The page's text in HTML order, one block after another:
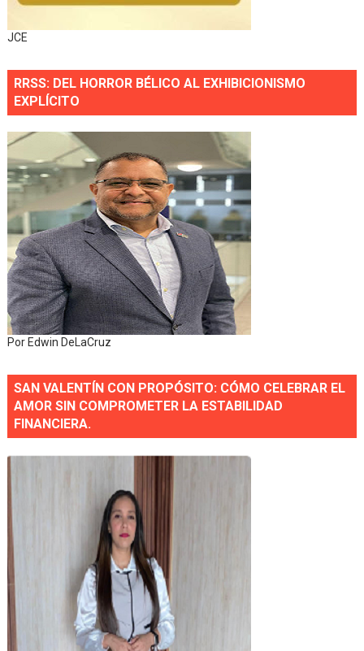
JCE
RRSS: DEL HORROR BÉLICO AL EXHIBICIONISMO
EXPLÍCITO
Por Edwin DeLaCruz
SAN VALENTÍN CON PROPÓSITO: CÓMO CELEBRAR EL
AMOR SIN COMPROMETER LA ESTABILIDAD
FINANCIERA.